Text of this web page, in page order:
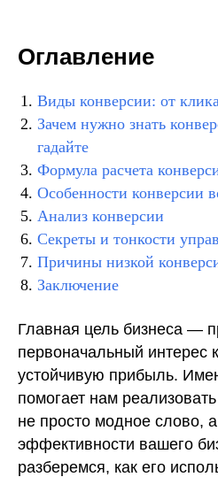
Оглавление
Виды конверсии: от
Зачем нужно знать
гадайте
Формула расчета
Особенности конверсии
Анализ конверсии
Секреты и тонкости
Причины низкой
Заключение
Главная цель бизнеса —
первоначальный интерес
устойчивую прибыль.
помогает нам
не просто модное слово,
эффективности вашего
разберемся, как его